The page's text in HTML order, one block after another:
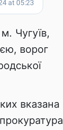
Чугуїв,
ворог
вказана